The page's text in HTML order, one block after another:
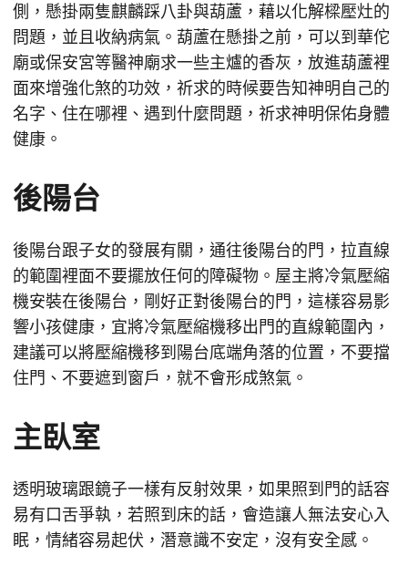
側，懸掛兩隻麒麟踩八卦與葫蘆，藉以化解樑壓灶的
問題，並且收納病氣。葫蘆在懸掛之前，可以到華佗
廟或保安宮等醫神廟求一些主爐的香灰，放進葫蘆裡
面來增強化煞的功效，祈求的時候要告知神明自己的
名字、住在哪裡、遇到什麼問題，祈求神明保佑身體
健康。
後陽台
後陽台跟子女的發展有關，通往後陽台的門，拉直線
的範圍裡面不要擺放任何的障礙物。屋主將冷氣壓縮
機安裝在後陽台，剛好正對後陽台的門，這樣容易影
響小孩健康，宜將冷氣壓縮機移出門的直線範圍內，
建議可以將壓縮機移到陽台底端角落的位置，不要擋
住門、不要遮到窗戶，就不會形成煞氣。
主臥室
透明玻璃跟鏡子一樣有反射效果，如果照到門的話容
易有口舌爭執，若照到床的話，會造讓人無法安心入
眠，情緒容易起伏，潛意識不安定，沒有安全感。